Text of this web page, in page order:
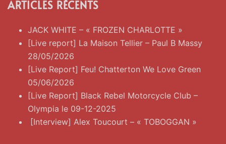
ARTICLES RÉCENTS
JACK WHITE – « FROZEN CHARLOTTE »
[Live report] La Maison Tellier – Paul B Massy
28/05/2026
[Live Report] Feu! Chatterton We Love Green
05/06/2026
[Live Report] Black Rebel Motorcycle Club –
Olympia le 09-12-2025
[Interview] Alex Toucourt – « TOBOGGAN »